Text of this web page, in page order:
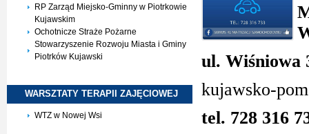
RP Zarząd Miejsko-Gminny w Piotrkowie
Kujawskim
Ochotnicze Straże Pożarne
Stowarzyszenie Rozwoju Miasta i Gminy
Piotrków Kujawski
WARSZTATY TERAPII ZAJĘCIOWEJ
WTZ w Nowej Wsi
ul. Wiśniowa
kujawsko-
tel. 728 316